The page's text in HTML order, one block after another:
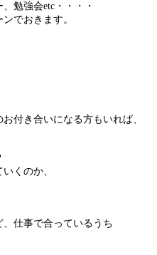
勉強会etc・・・・
でおきます。
付き合いになる方もいれば、
くのか、
仕事で合っているうち